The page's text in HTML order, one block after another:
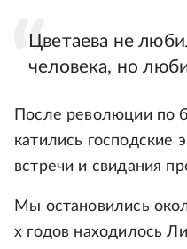
Цветаева не
человека, но
После революции по
катились господские
встречи и свидания
Мы остановились
х годов находилось